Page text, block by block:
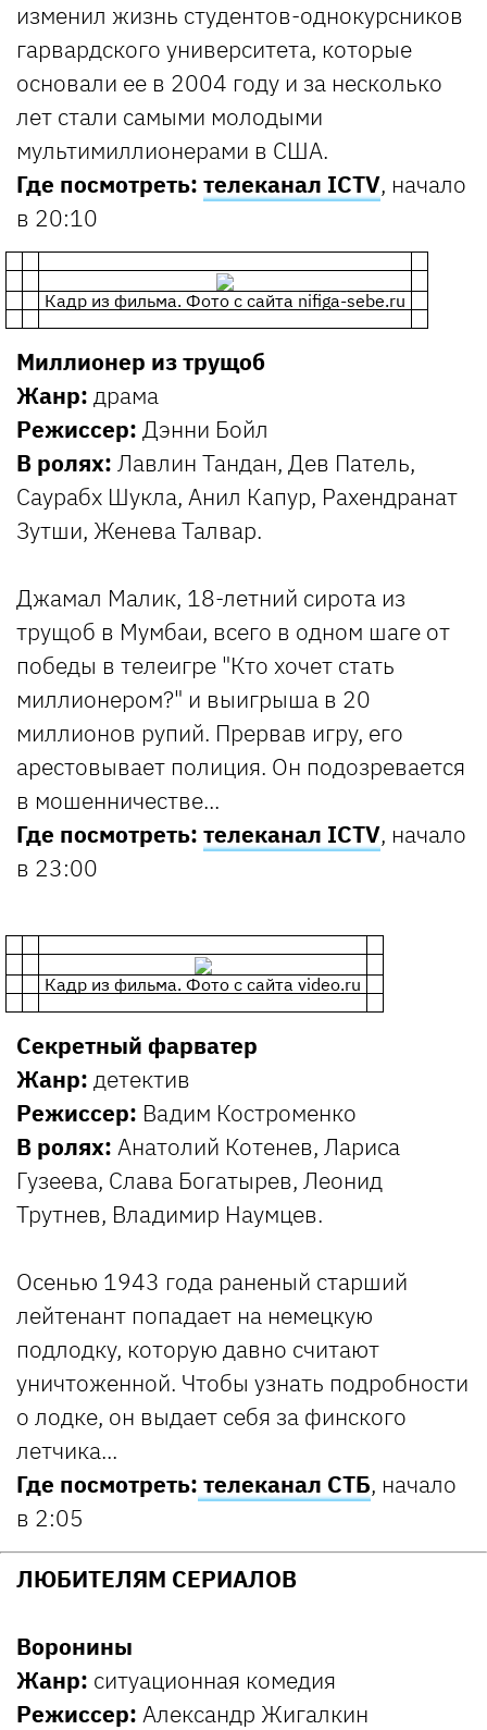
изменил жизнь студентов-однокурсников
гарвардского университета, которые
основали ее в 2004 году и за несколько
лет стали самыми молодыми
мультимиллионерами в США.
Где посмотреть: телеканал ICTV, начало
в 20:10
Кадр из фильма. Фото с сайта nifiga-sebe.ru
Миллионер из трущоб
Жанр: драма
Режиссер: Дэнни Бойл
В ролях: Лавлин Тандан, Дев Патель,
Саурабх Шукла, Анил Капур, Рахендранат
Зутши, Женева Талвар.
Джамал Малик, 18-летний сирота из
трущоб в Мумбаи, всего в одном шаге от
победы в телеигре "Кто хочет стать
миллионером?" и выигрыша в 20
миллионов рупий. Прервав игру, его
арестовывает полиция. Он подозревается
в мошенничестве...
Где посмотреть: телеканал ICTV, начало
в 23:00
Кадр из фильма. Фото с сайта video.ru
Секретный фарватер
Жанр: детектив
Режиссер: Вадим Костроменко
В ролях: Анатолий Котенев, Лариса
Гузеева, Слава Богатырев, Леонид
Трутнев, Владимир Наумцев.
Осенью 1943 года раненый старший
лейтенант попадает на немецкую
подлодку, которую давно считают
уничтоженной. Чтобы узнать подробности
о лодке, он выдает себя за финского
летчика...
Где посмотреть: телеканал СТБ, начало
в 2:05
ЛЮБИТЕЛЯМ СЕРИАЛОВ
Воронины
Жанр: ситуационная комедия
Режиссер: Александр Жигалкин